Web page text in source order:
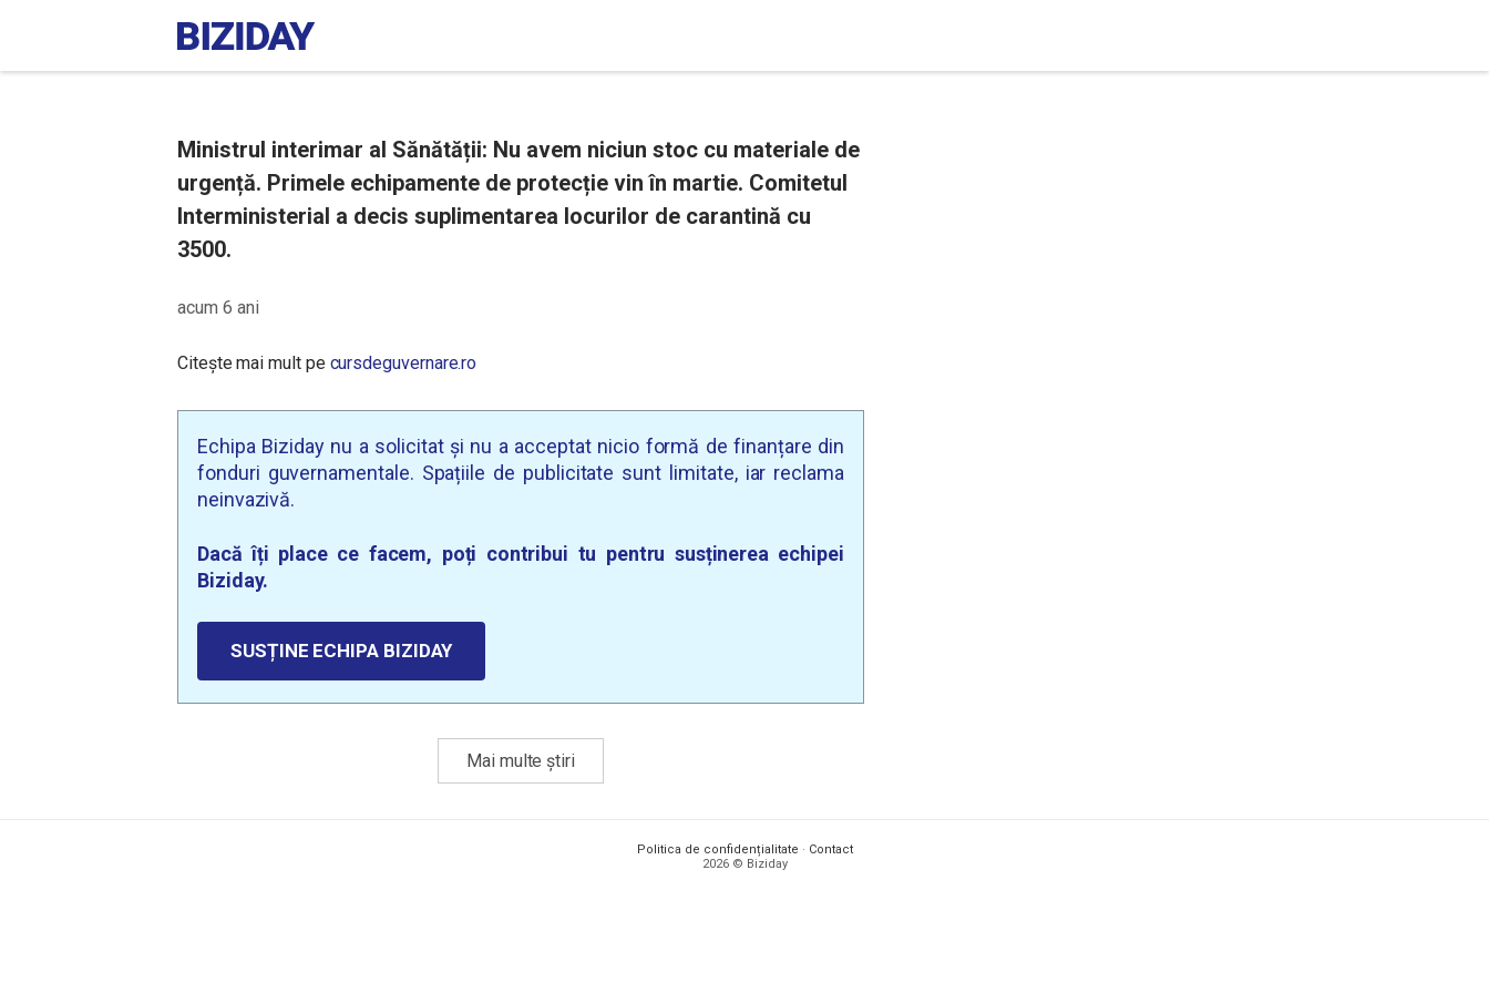
Ministrul interimar al Sănătății: Nu avem niciun stoc cu materiale de
urgență. Primele echipamente de protecție vin în martie. Comitetul
Interministerial a decis suplimentarea locurilor de carantină cu
3500.
acum 6 ani
Citește mai mult pe cursdeguvernare.ro
Echipa Biziday nu a solicitat și nu a acceptat nicio formă de finanțare din
fonduri guvernamentale. Spațiile de publicitate sunt limitate, iar reclama
neinvazivă.
Dacă îți place ce facem, poți contribui tu pentru susținerea echipei
Biziday.
SUSȚINE ECHIPA BIZIDAY
Mai multe știri
Politica de confidențialitate · Contact
2026 © Biziday